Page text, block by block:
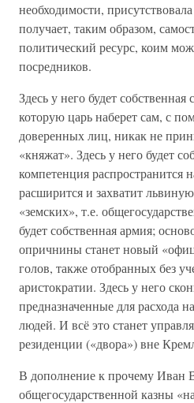
необходимости,
получает, таким образом,
политический ресурс, коим
посредников.
Здесь у него будет
которую царь наберет сам, с
доверенных лиц, никак не
«княжат». Здесь у него будет
компетенция распространится
расширится и захватит
«земских», т.е.
будет собственная армия;
опричнины станет новый
голов, также отобранных без
аристократии. Здесь у него
предназначенные для расхода
людей. И всё это станет
резиденции («двора») вне
В дополнение к прочему Иван
общегосударственной казны